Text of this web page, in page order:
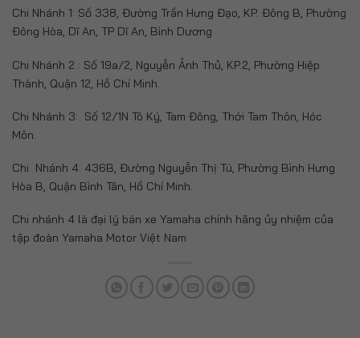
Chi Nhánh 1: Số 338, Đường Trần Hưng Đạo, KP. Đông B, Phường
Đông Hòa, Dĩ An, TP Dĩ An, Bình Dương
Chi Nhánh 2 : Số 19a/2, Nguyễn Ảnh Thủ, KP.2, Phường Hiệp
Thành, Quận 12, Hồ Chí Minh.
Chi Nhánh 3: Số 12/1N Tô Ký, Tam Đông, Thới Tam Thôn, Hóc
Môn.
Chi Nhánh 4: 436B, Đường Nguyễn Thị Tú, Phường Bình Hưng
Hòa B, Quận Bình Tân, Hồ Chí Minh.
Chi nhánh 4 là đại lý bán xe Yamaha chính hãng ủy nhiệm của
tập đoàn Yamaha Motor Việt Nam